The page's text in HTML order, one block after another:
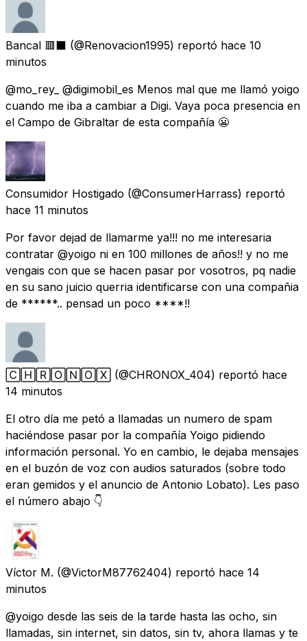
Bancal 🟥⬛ (@Renovacion1995) reportó hace 10
minutos
@mo_rey_ @digimobil_es Menos mal que me llamó yoigo
cuando me iba a cambiar a Digi. Vaya poca presencia en
el Campo de Gibraltar de esta compañía 😬
Consumidor Hostigado (@ConsumerHarrass) reportó
hace 11 minutos
Por favor dejad de llamarme ya!!! no me interesaria
contratar @yoigo ni en 100 millones de años!! y no me
vengais con que se hacen pasar por vosotros, pq nadie
en su sano juicio querria identificarse con una compañia
de ******.. pensad un poco ****!!
🄲🄷🅁🄾🄽🄾🅇 (@CHRONOX_404) reportó hace
14 minutos
El otro día me petó a llamadas un numero de spam
haciéndose pasar por la compañía Yoigo pidiendo
información personal. Yo en cambio, le dejaba mensajes
en el buzón de voz con audios saturados (sobre todo
eran gemidos y el anuncio de Antonio Lobato). Les paso
el número abajo 👇
Víctor M. (@VictorM87762404) reportó hace 14
minutos
@yoigo desde las seis de la tarde hasta las ocho, sin
llamadas, sin internet, sin datos, sin tv, ahora llamas y te